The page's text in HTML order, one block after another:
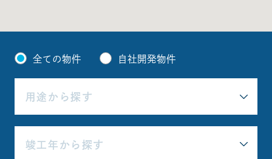
全ての物件 自社開発物件